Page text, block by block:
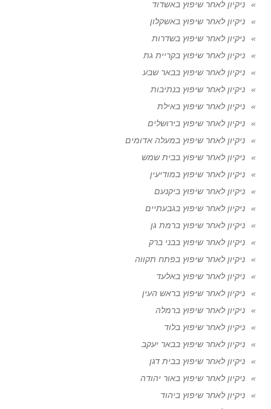
ניקיון לאחר שיפוץ באשדוד
ניקיון לאחר שיפוץ באשקלון
ניקיון לאחר שיפוץ בשדרות
ניקיון לאחר שיפוץ בקריית גת
ניקיון לאחר שיפוץ בבאר שבע
ניקיון לאחר שיפוץ בנתיבות
ניקיון לאחר שיפוץ באילת
ניקיון לאחר שיפוץ בירושלים
ניקיון לאחר שיפוץ במעלה אדומים
ניקיון לאחר שיפוץ בבית שמש
ניקיון לאחר שיפוץ במודיעין
ניקיון לאחר שיפוץ ביקנעם
ניקיון לאחר שיפוץ בגבעתיים
ניקיון לאחר שיפוץ ברמת גן
ניקיון לאחר שיפוץ בבני ברק
ניקיון לאחר שיפוץ בפתח תקווה
ניקיון לאחר שיפוץ באלעד
ניקיון לאחר שיפוץ בראש העין
ניקיון לאחר שיפוץ ברמלה
ניקיון לאחר שיפוץ בלוד
ניקיון לאחר שיפוץ בבאר יעקב
ניקיון לאחר שיפוץ בבית דגן
ניקיון לאחר שיפוץ באור יהודה
ניקיון לאחר שיפוץ ביהוד